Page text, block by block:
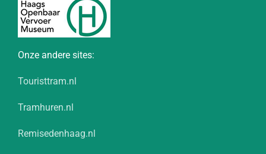
Onze andere sites:
Touristtram.nl
Tramhuren.nl
Remisedenhaag.nl